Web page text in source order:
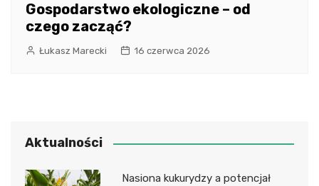
Gospodarstwo ekologiczne – od
czego zacząć?
Łukasz Marecki 16 czerwca 2026
Aktualności
Nasiona kukurydzy a potencjał